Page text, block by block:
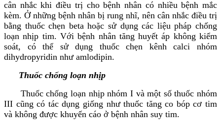
cân nhắc khi điều trị cho bệnh nhân có nhiều bệnh mắc
kèm. Ở những bệnh nhân bị rung nhĩ, nên cân nhắc điều trị
bằng thuốc chẹn beta hoặc sử dụng các liệu pháp chống
loạn nhịp tim. Với bệnh nhân tăng huyết áp không kiểm
soát, có thể sử dụng thuốc chẹn kênh calci nhóm
dihydropyridin như amlodipin.
Thuốc chống loạn nhịp
Thuốc chống loạn nhịp nhóm I và một số thuốc nhóm
III cũng có tác dụng giống như thuốc tăng co bóp cơ tim
và không được khuyến cáo ở bệnh nhân suy tim.